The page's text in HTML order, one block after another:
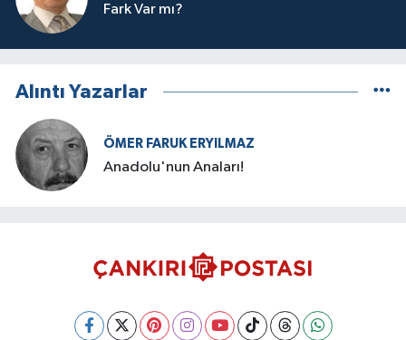
Fark Var mı?
Alıntı Yazarlar
ÖMER FARUK ERYILMAZ
Anadolu'nun Anaları!